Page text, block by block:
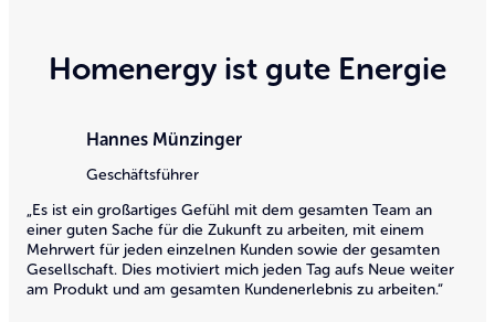
Homenergy ist gute Energie
Hannes Münzinger
Geschäftsführer
„Es ist ein großartiges Gefühl mit dem gesamten Team an
einer guten Sache für die Zukunft zu arbeiten, mit einem
Mehrwert für jeden einzelnen Kunden sowie der gesamten
Gesellschaft. Dies motiviert mich jeden Tag aufs Neue weiter
am Produkt und am gesamten Kundenerlebnis zu arbeiten.“